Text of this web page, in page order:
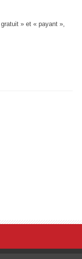
» et « payant »,